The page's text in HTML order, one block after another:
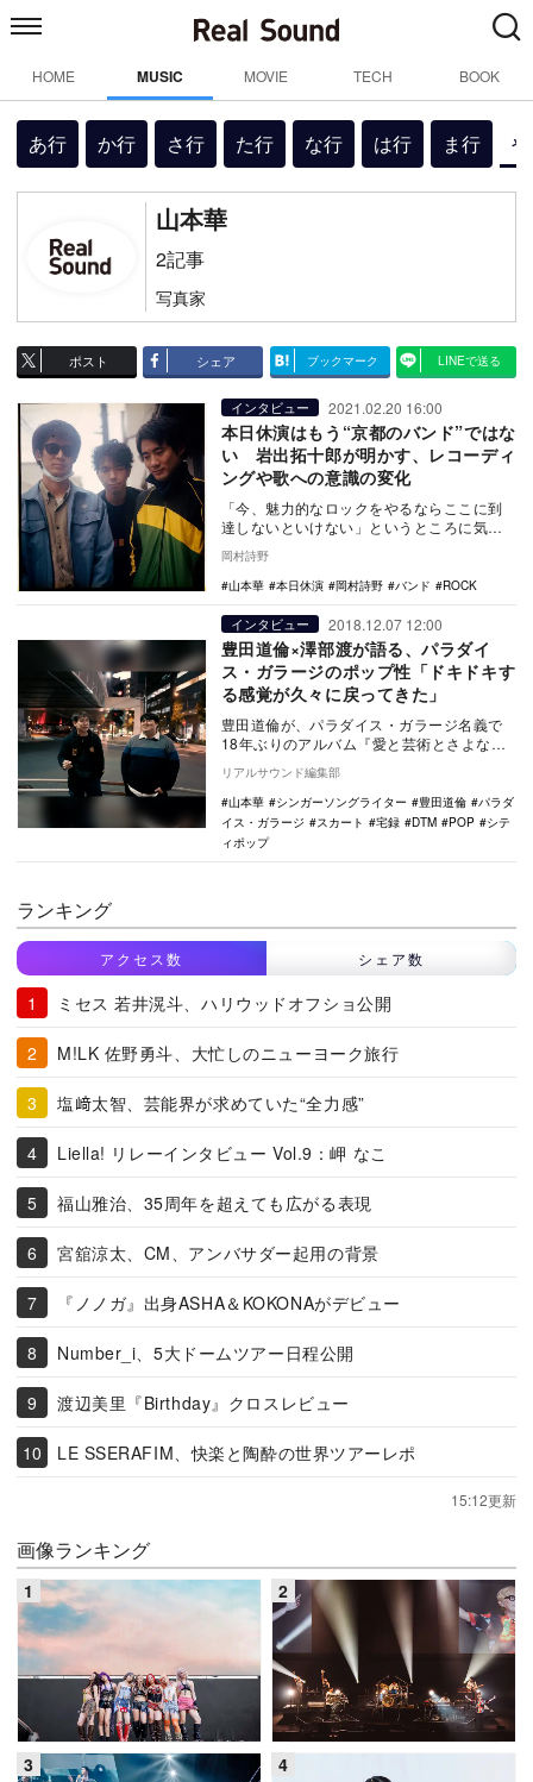
HOME MUSIC MOVIE TECH BOOK
あ行 か行 さ行 た行 な行 は行 ま行
山本華
2記事
写真家
ポスト シェア ブックマーク LINEで送る
インタビュー 2021.02.20 16:00
本日休演はもう“京都のバンド”ではな
い 岩出拓十郎が明かす、レコーディ
ングや歌への意識の変化
「今、魅力的なロックをやるならここに到
達しないといけない」というところに気づ
休演の通算4作…
岡村詩野
山本華
本日休演 岡村詩野 バンド ROCK
インタビュー 2018.12.07 12:00
豊田道倫×澤部渡が語る、パラダイ
ス・ガラージのポップ性「ドキドキす
る感覚が久々に戻ってきた」
豊田道倫が、パラダイス・ガラージ名義で
18年ぶりのアルバム『愛と芸術とさよなら
の夜』を発表した。同作は豊田道倫として
は約3年ぶり…
リアルサウンド編集部
山本華
シンガーソングライター 豊田道倫
パラダ
イス・ガラージ
スカート 宅録 DTM POP
シテ
ィポップ
ランキング
アクセス数 シェア数
ミセス 若井滉斗、ハリウッドオフショ公開
M!LK 佐野勇斗、大忙しのニューヨーク旅行
塩﨑太智、芸能界が求めていた“全力感”
Liella! リレーインタビュー Vol.9：岬 なこ
福山雅治、35周年を超えても広がる表現
宮舘涼太、CM、アンバサダー起用の背景
『ノノガ』出身ASHA＆KOKONAがデビュー
Number_i、5大ドームツアー日程公開
渡辺美里『Birthday』クロスレビュー
LE SSERAFIM、快楽と陶酔の世界ツアーレポ
15:12更新
画像ランキング